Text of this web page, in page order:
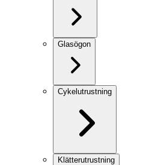
Glasögon
Cykelutrustning
Klätterutrustning